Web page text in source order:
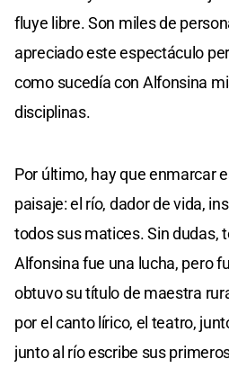
fluye libre. Son miles de
apreciado este espectáculo
como sucedía con Alfonsina
disciplinas.
Por último, hay que enmarcar
paisaje: el río, dador de vida,
todos sus matices. Sin dudas,
Alfonsina fue una lucha, pero
obtuvo su título de maestra
por el canto lírico, el teatro,
junto al río escribe sus